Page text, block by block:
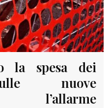
la spesa dei
nuove
l’allarme